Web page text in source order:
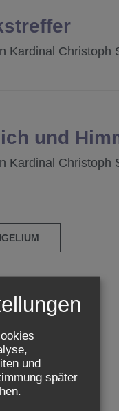
Kardinal Christoph
und
Kardinal Christoph
und
später